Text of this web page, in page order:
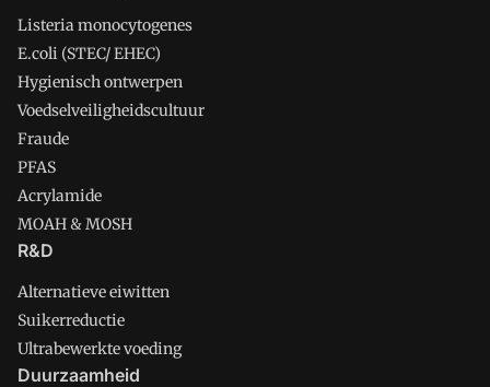
Listeria monocytogenes
E.coli (STEC/ EHEC)
Hygienisch ontwerpen
Voedselveiligheidscultuur
Fraude
PFAS
Acrylamide
MOAH & MOSH
R&D
Alternatieve eiwitten
Suikerreductie
Ultrabewerkte voeding
Duurzaamheid